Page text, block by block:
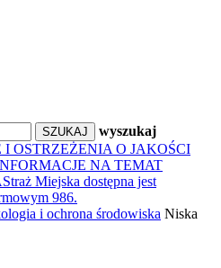
wyszukaj
OSTRZEŻENIA O JAKOŚCI
NA TEMAT
Straż Miejska dostępna jest
986.
i ochrona środowiska Niska